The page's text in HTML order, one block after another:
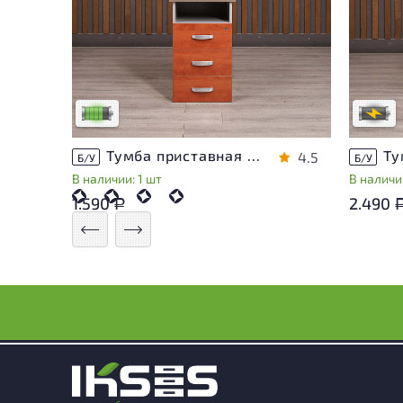
У товара присутствуют незначительные
следы эксплуатации, не влияющие на
удобство его использования
Низкая степень износа
Б/У Тумба приставная Berlin ДСП Орех Россия
В наличии: 1 шт
4.5
1.590Р
В
Б/У
В
2.490